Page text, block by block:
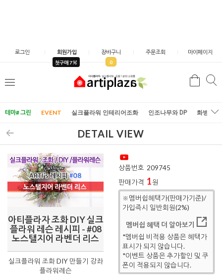
로그인 회원가입
첫구매 7
장바구니
0
주문조회 마이페이지
메
검
테마# 그린 EVENT 실크플라워 인테리어조화 인조나무와 DP 화병/화
DETAIL VIEW
아티플라자 조화 DIY 실크
플라워 레슨 레시피 - #08
노스탤지어 라벤더 리스
실크플라워 조화 DIY 만들기 강좌
플라워레슨
상품번호 209745
판매가격 1원
※멤버쉽혜택가(판매가기준)/
가입즉시 일반회원(2%)
멤버쉽 혜택 더 알아보기
*멤버쉽 비적용 상품은 혜택가
표시가 되지 않습니다.
*이벤트 상품은 추가할인 및 쿠
폰이 적용되지 않습니다.